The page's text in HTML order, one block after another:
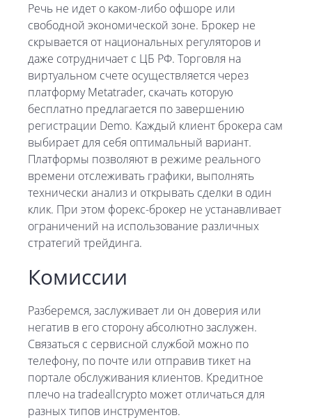
Речь не идет о каком-либо офшоре или
свободной экономической зоне. Брокер не
скрывается от национальных регуляторов и
даже сотрудничает с ЦБ РФ. Торговля на
виртуальном счете осуществляется через
платформу Metatrader, скачать которую
бесплатно предлагается по завершению
регистрации Demo. Каждый клиент брокера сам
выбирает для себя оптимальный вариант.
Платформы позволяют в режиме реального
времени отслеживать графики, выполнять
технически анализ и открывать сделки в один
клик. При этом форекс-брокер не устанавливает
ограничений на использование различных
стратегий трейдинга.
Комиссии
Разберемся, заслуживает ли он доверия или
негатив в его сторону абсолютно заслужен.
Связаться с сервисной службой можно по
телефону, по почте или отправив тикет на
портале обслуживания клиентов. Кредитное
плечо на tradeallcrypto может отличаться для
разных типов инструментов.